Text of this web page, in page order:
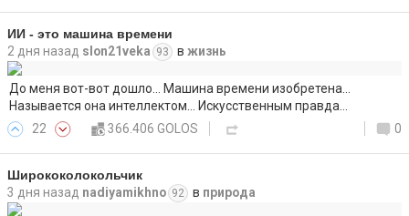
ИИ - это машина времени
2 дня назад slon21veka 93 в жизнь
До меня вот-вот дошло... Машина времени изобретена...
Называется она интеллектом... Искусственным правда…
22
366.406 GOLOS 0
Ширококолокольчик
3 дня назад nadiyamikhno 92 в природа